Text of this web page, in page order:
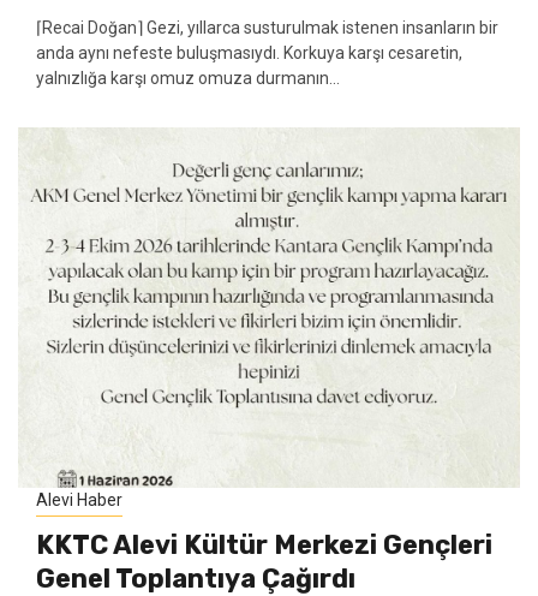
⌈Recai Doğan⌉ Gezi, yıllarca susturulmak istenen insanların bir
anda aynı nefeste buluşmasıydı. Korkuya karşı cesaretin,
yalnızlığa karşı omuz omuza durmanın...
Alevi Haber
KKTC Alevi Kültür Merkezi Gençleri
Genel Toplantıya Çağırdı